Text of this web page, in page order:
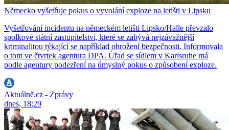
Německo vyšetřuje pokus o vyvolání exploze na letišti v Lipsku
Vyšetřování incidentu na německém letišti Lipsko/Halle převzalo
spolkové státní zastupitelství, které se zabývá nejzávažnější
kriminalitou týkající se například ohrožení bezpečnosti. Informovala
o tom ve čtvrtek agentura DPA. Úřad se sídlem v Karlsruhe má
podle agentury podezření na úmyslný pokus o způsobení exploze.
Aktuálně.cz - Zprávy
dnes, 18:29